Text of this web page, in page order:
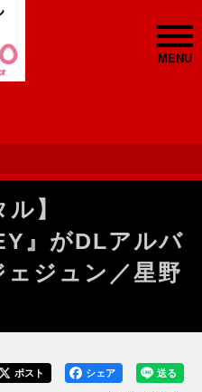
MENU
】
』がDLアルバ
ジュン／星野
送る
シェア
ポスト